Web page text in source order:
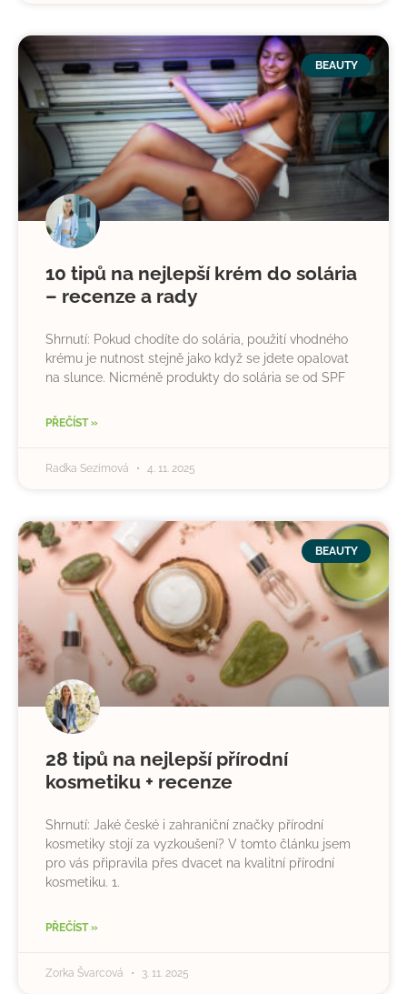
BEAUTY
10 tipů na nejlepší krém do solária
– recenze a rady
Shrnutí: Pokud chodíte do solária, použití vhodného
krému je nutnost stejně jako když se jdete opalovat
na slunce. Nicméně produkty do solária se od SPF
PŘEČÍST »
Radka Sezimová 4. 11. 2025
BEAUTY
28 tipů na nejlepší přírodní
kosmetiku + recenze
Shrnutí: Jaké české i zahraniční značky přírodní
kosmetiky stojí za vyzkoušení? V tomto článku jsem
pro vás připravila přes dvacet na kvalitní přírodní
kosmetiku. 1.
PŘEČÍST »
Zorka Švarcová 3. 11. 2025